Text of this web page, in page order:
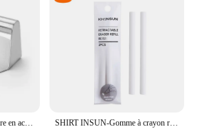
Presse à hamburger circulaire en acier inoxydable, accessoire de cuisine, idéal pour les galettes de viande, les charcuterie SHIRT INSUN-Gomme à crayon rétractable, fournitures d'écriture en caoutchouc, style stylo, fournitures scolaires, papeterie